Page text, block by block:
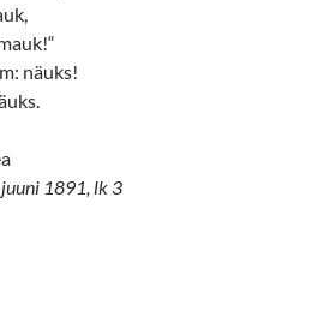
näuks!
juuni 1891, lk 3